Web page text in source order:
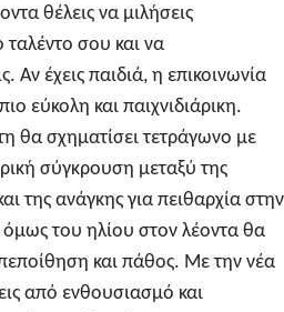
θέλεις να μιλήσεις
ταλέντο σου και να
Αν έχεις παιδιά, η επικοινωνία
εύκολη και παιχνιδιάρικη.
θα σχηματίσει τετράγωνο με
σύγκρουση μεταξύ της
της ανάγκης για πειθαρχία στην
του ηλίου στον λέοντα θα
και πάθος. Με την νέα
από ενθουσιασμό και